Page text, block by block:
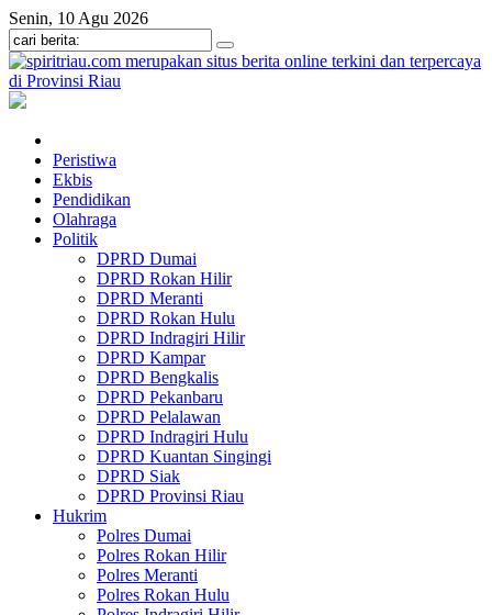
Senin, 10 Agu 2026
Peristiwa
Ekbis
Pendidikan
Olahraga
Politik
DPRD Dumai
DPRD Rokan Hilir
DPRD Meranti
DPRD Rokan Hulu
DPRD Indragiri Hilir
DPRD Kampar
DPRD Bengkalis
DPRD Pekanbaru
DPRD Pelalawan
DPRD Indragiri Hulu
DPRD Kuantan Singingi
DPRD Siak
DPRD Provinsi Riau
Hukrim
Polres Dumai
Polres Rokan Hilir
Polres Meranti
Polres Rokan Hulu